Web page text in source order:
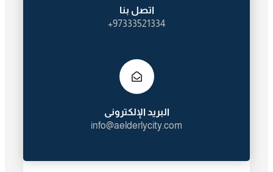
اتصل بنا
97333521334+
البريد الإلكترونى
info@aelderlycity.com